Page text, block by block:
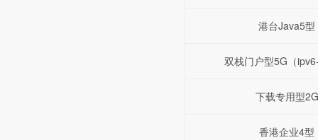
港台Java5型
双栈门户型5G（
下载专用型2G
香港企业4型